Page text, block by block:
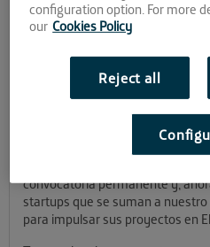
Cinco nuevas
unen a El
Hemos dado la bienvenida a
Patio para acelerar sus
convocatoria permanente y,
startups que se suman a
para impulsar sus proyectos en
configuration option. For more
our Cookies Policy
Reject all